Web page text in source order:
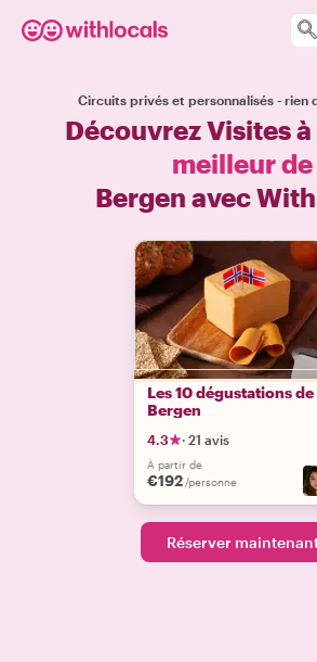
Circuits privés et personnalisés - rien
Découvrez Visites à
meilleur de
Bergen avec
Les 10 dégustations de
Bergen
4.3 · 21 avis
À partir de
€192 /personne
Réserver